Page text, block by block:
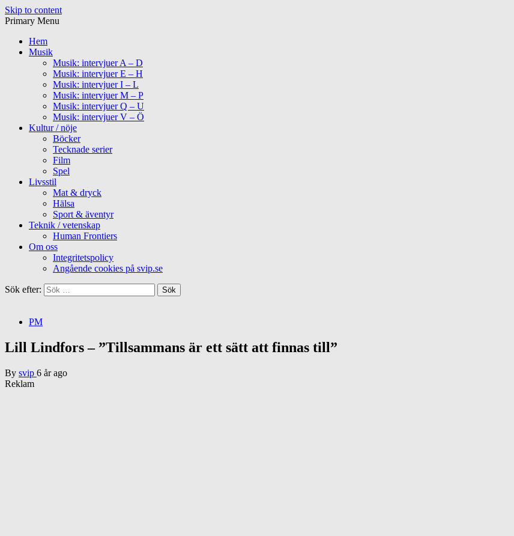
Skip to content
Primary Menu
Hem
Musik
Musik: intervjuer A – D
Musik: intervjuer E – H
Musik: intervjuer I – L
Musik: intervjuer M – P
Musik: intervjuer Q – U
Musik: intervjuer V – Ö
Kultur / nöje
Böcker
Tecknade serier
Film
Spel
Livsstil
Mat & dryck
Hälsa
Sport & äventyr
Teknik / vetenskap
Human Frontiers
Om oss
Integritetspolicy
Angående cookies på svip.se
Sök efter:
PM
Lill Lindfors – ”Tillsammans är ett sätt att finnas till”
By svip 6 år ago
Reklam